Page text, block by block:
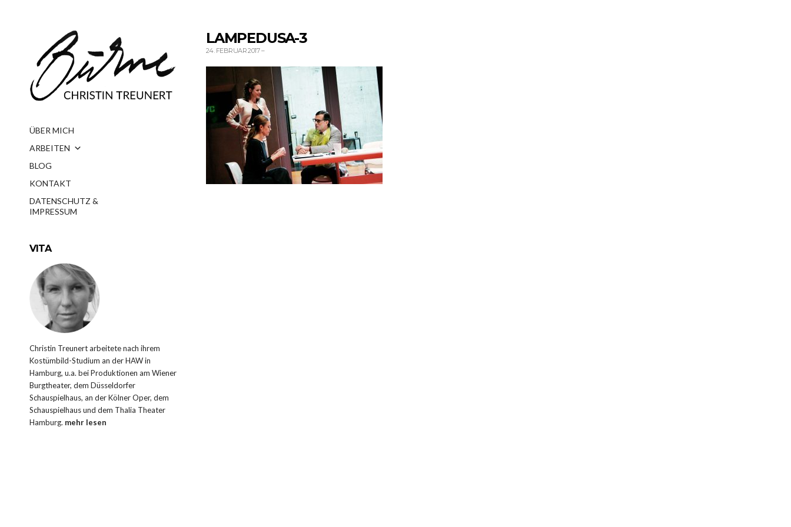
ÜBER MICH
ARBEITEN
BLOG
KONTAKT
DATENSCHUTZ &
IMPRESSUM
VITA
Christin Treunert arbeitete nach ihrem
Kostümbild-Studium an der HAW in
Hamburg, u.a. bei Produktionen am Wiener
Burgtheater, dem Düsseldorfer
Schauspielhaus, an der Kölner Oper, dem
Schauspielhaus und dem Thalia Theater
Hamburg. mehr lesen
LAMPEDUSA-3
24. FEBRUAR 2017–